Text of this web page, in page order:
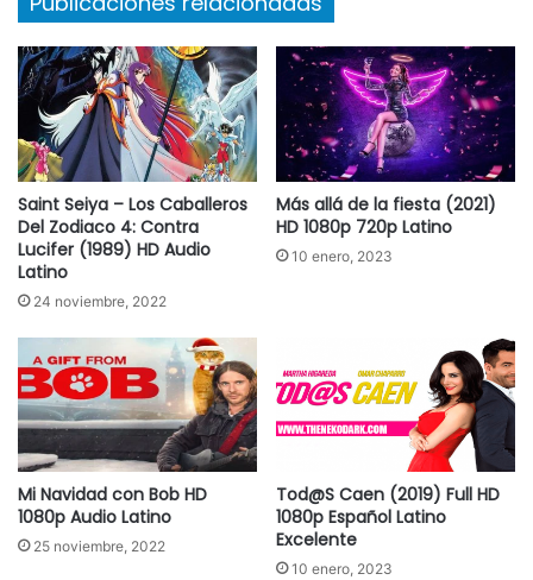
Saint Seiya – Los Caballeros
Del Zodiaco 4: Contra
Lucifer (1989) HD Audio
Latino
24 noviembre, 2022
Más allá de la fiesta (2021)
HD 1080p 720p Latino
10 enero, 2023
Mi Navidad con Bob HD
1080p Audio Latino
25 noviembre, 2022
Tod@S Caen (2019) Full HD
1080p Español Latino
Excelente
10 enero, 2023